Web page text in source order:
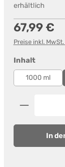
erhältlich
Regulärer Preis:
67,99 €
Preise inkl.
Inhalt
1000 ml
Produkt
In